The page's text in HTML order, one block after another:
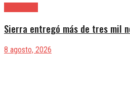
Sierra entregó más de tres mil
8 agosto, 2026